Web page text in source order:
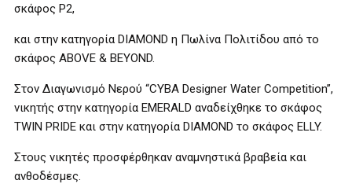
σκάφος P2,
και στην κατηγορία DIAMOND η Πωλίνα Πολιτίδου από το
σκάφος ABOVE & BEYOND.
Στον Διαγωνισμό Νερού “CYBA Designer Water Competition”,
νικητής στην κατηγορία EMERALD αναδείχθηκε το σκάφος
TWIN PRIDE και στην κατηγορία DIAMOND το σκάφος ELLY.
Στους νικητές προσφέρθηκαν αναμνηστικά βραβεία και
ανθοδέσμες.